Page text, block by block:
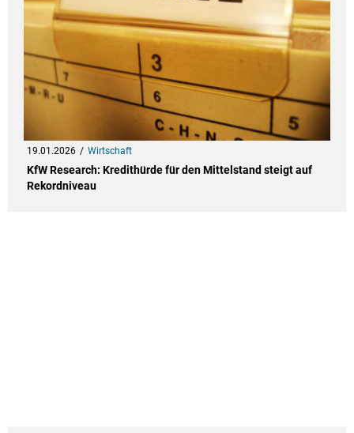
19.01.2026 Wirtschaft
KfW Research: Kredithürde für den Mittelstand steigt auf
Rekordniveau